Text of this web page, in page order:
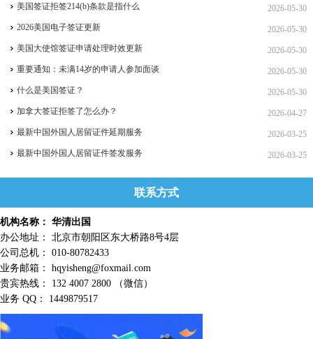
2026-05-30
美国签证拒签214(b)条款是指什么
2026-05-30
2026美国电子签证更新
2026-05-30
美国大使馆签证申请处理时效更新
2026-05-30
重要通知：未满14岁的申请人参加面谈
2026-05-30
什么是美国签证？
2026-04-27
加拿大签证拒签了怎么办？
2026-03-25
最新中国外国人居留证件延期服务
2026-03-25
最新中国外国人居留证件签发服务
联系方式
机构名称： 华清出国
办公地址： 北京市朝阳区东大桥路8号4层
公司总机： 010-80782433
业务邮箱： hqyisheng@foxmail.com
贵宾热线： 132 4007 2800 （微信）
业务 QQ： 1449879517